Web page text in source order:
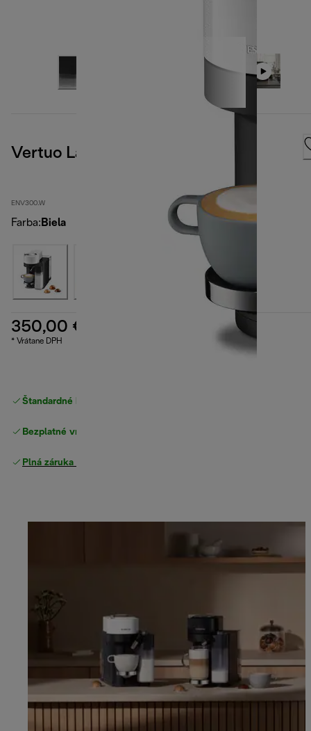
Vertuo Lattissima, biely
ENV300.W
Farba: Biela
350,00 €
* Vrátane DPH
Štandardné bezplatné doručenie
Bezplatné vrátenie tovaru
Plná záruka výrobcu